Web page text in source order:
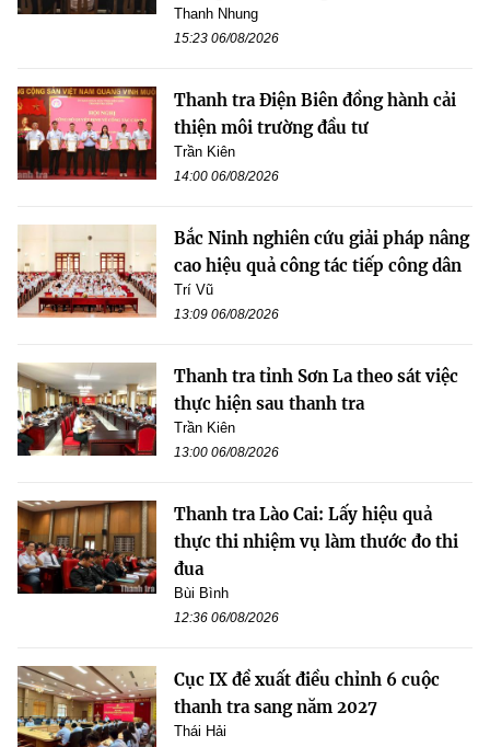
Thanh Nhung
15:23 06/08/2026
Thanh tra Điện Biên đồng hành cải
thiện môi trường đầu tư
Trần Kiên
14:00 06/08/2026
Bắc Ninh nghiên cứu giải pháp nâng
cao hiệu quả công tác tiếp công dân
Trí Vũ
13:09 06/08/2026
Thanh tra tỉnh Sơn La theo sát việc
thực hiện sau thanh tra
Trần Kiên
13:00 06/08/2026
Thanh tra Lào Cai: Lấy hiệu quả
thực thi nhiệm vụ làm thước đo thi
đua
Bùi Bình
12:36 06/08/2026
Cục IX đề xuất điều chỉnh 6 cuộc
thanh tra sang năm 2027
Thái Hải